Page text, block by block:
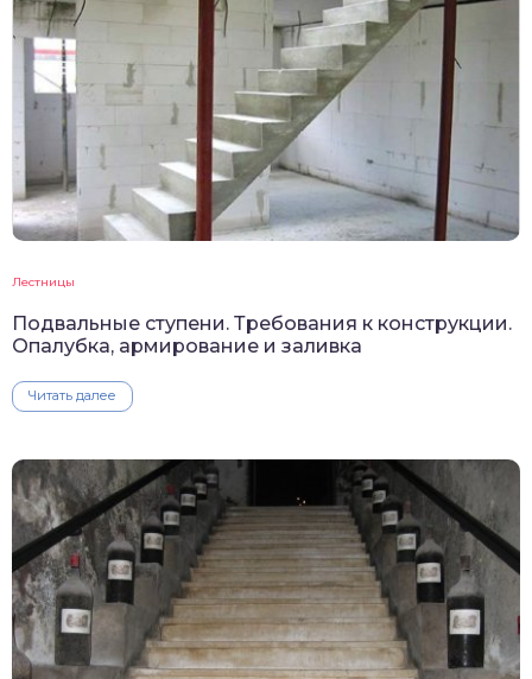
Лестницы
Подвальные ступени. Требования к конструкции.
Опалубка, армирование и заливка
Читать далее